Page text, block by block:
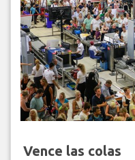
Vence las colas